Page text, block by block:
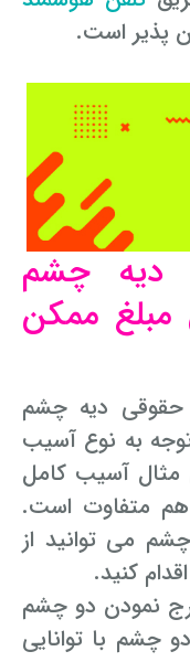
دیه چشم
ممکن
حقوقی دیه چشم
به نوع آسیب
مثال آسیب کامل
هم متفاوت است.
می توانید از
کنید.
نمودن دو چشم
چشم با توانایی